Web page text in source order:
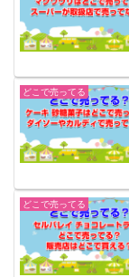
どこで売ってる
どこで売ってる